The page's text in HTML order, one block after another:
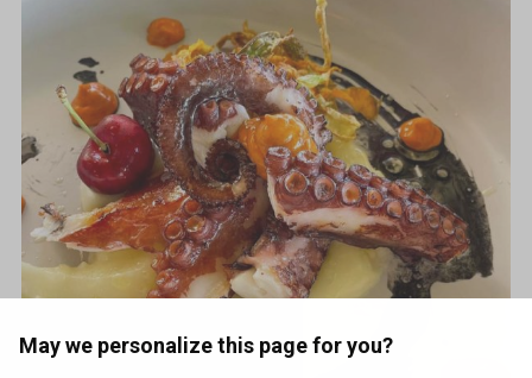
May we personalize this page for you?